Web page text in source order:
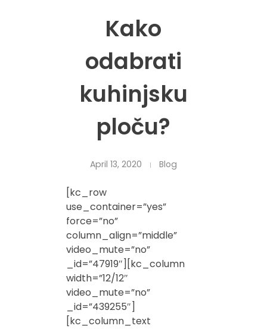
Kako
odabrati
kuhinjsku
ploču?
April 13, 2020 Blog
[kc_row
use_container=”yes”
force=”no”
column_align=”middle”
video_mute=”no”
_id=”47919″][kc_column
width=”12/12″
video_mute=”no”
_id=”439255″]
[kc_column_text